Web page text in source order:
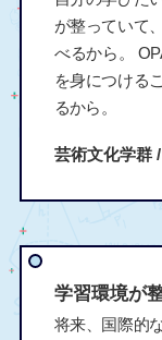
が整っていて
べるから。
を身につける
るから。
芸術文化学群 /
学習環境が
将来、国際的